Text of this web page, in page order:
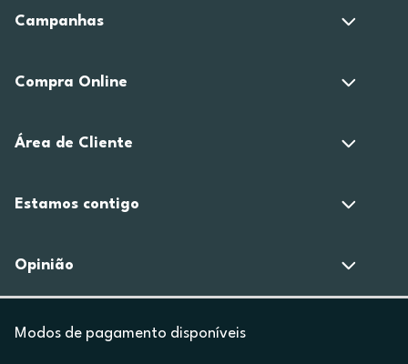
Campanhas
Compra Online
Área de Cliente
Estamos contigo
Opinião
Modos de pagamento disponíveis